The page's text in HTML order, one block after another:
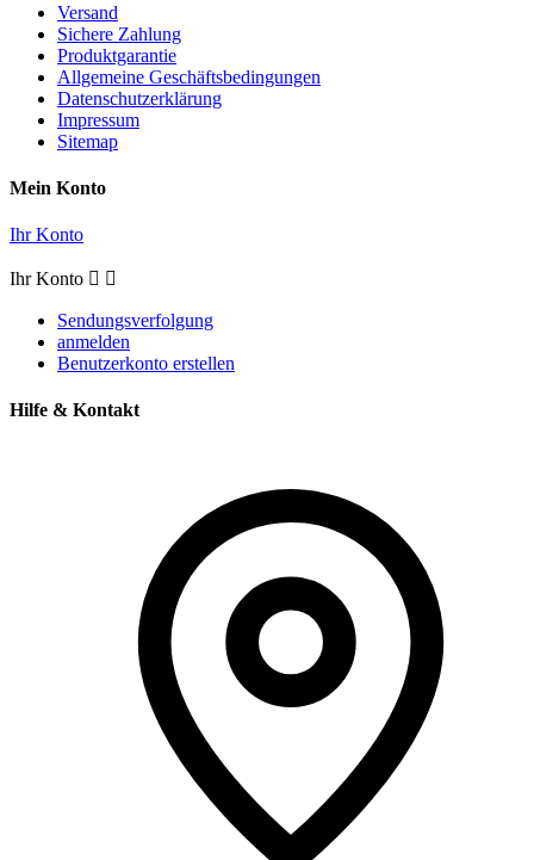
Versand
Sichere Zahlung
Produktgarantie
Allgemeine Geschäftsbedingungen
Datenschutzerklärung
Impressum
Sitemap
Mein Konto
Ihr Konto
Ihr Konto  
Sendungsverfolgung
anmelden
Benutzerkonto erstellen
Hilfe & Kontakt